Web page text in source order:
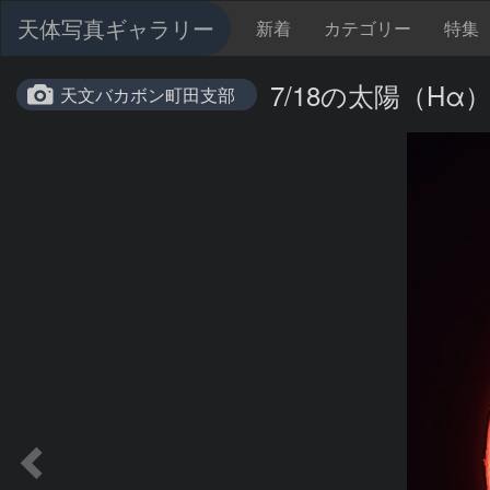
天体写真ギャラリー 新着 カテゴリー 特集
天文バカボン町田支部 7/18の太陽（Hα）